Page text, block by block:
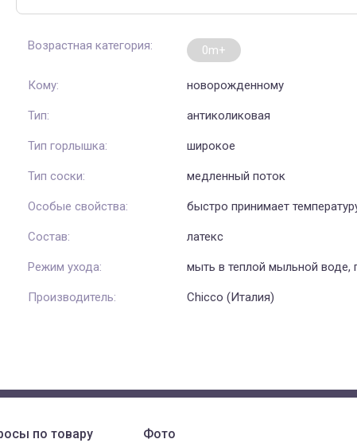
Возрастная категория: 0m+
Кому: новорожденному
Тип: антиколиковая
Тип горлышка: широкое
Тип соски: медленный поток
Особые свойства: быстро принимает
Состав: латекс
Режим ухода: мыть в теплой мыльной воде,
Производитель: Chicco (Италия)
по товару Фото